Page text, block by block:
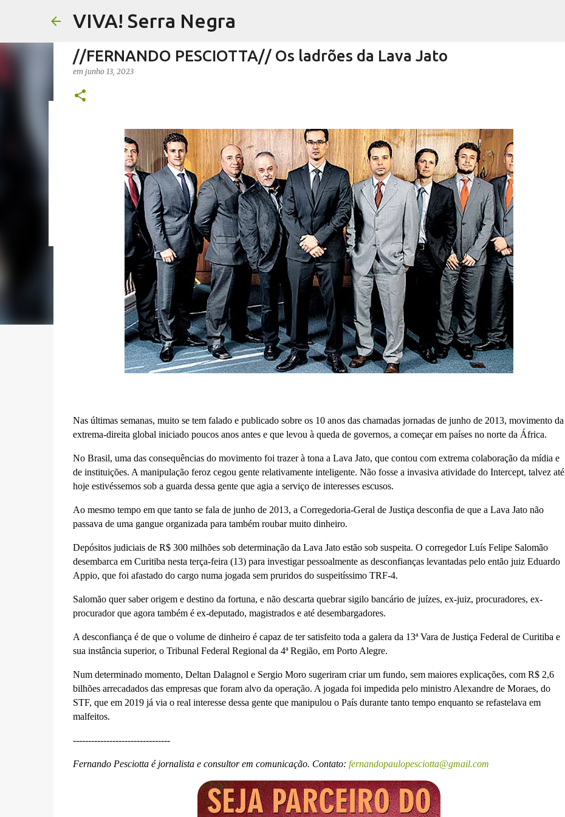
VIVA! Serra Negra
//FERNANDO PESCIOTTA// Encurtando caminho
agosto 06, 2026 FERNANDO PESCIOTTA NOTÍCIAS SERRA NEGRA VIVA! SERRA NEGRA
//FERNANDO PESCIOTTA// Os ladrões da Lava Jato
em junho 13, 2023
Nas últimas semanas, muito se tem falado e publicado sobre os 10 anos das chamadas jornadas de junho de 2013, movimento da
extrema-direita global iniciado poucos anos antes e que levou à queda de governos, a começar em países no norte da África.
No Brasil, uma das consequências do movimento foi trazer à tona a Lava Jato, que contou com extrema colaboração da mídia e
de instituições. A manipulação feroz cegou gente relativamente inteligente. Não fosse a invasiva atividade do Intercept, talvez até
hoje estivéssemos sob a guarda dessa gente que agia a serviço de interesses escusos.
Ao mesmo tempo em que tanto se fala de junho de 2013, a Corregedoria-Geral de Justiça desconfia de que a Lava Jato não
passava de uma gangue organizada para também roubar muito dinheiro.
Depósitos judiciais de R$ 300 milhões sob determinação da Lava Jato estão sob suspeita. O corregedor Luís Felipe Salomão
desembarca em Curitiba nesta terça-feira (13) para investigar pessoalmente as desconfianças levantadas pelo então juiz Eduardo
Appio, que foi afastado do cargo numa jogada sem pruridos do suspeitíssimo TRF-4.
Salomão quer saber origem e destino da fortuna, e não descarta quebrar sigilo bancário de juízes, ex-juiz, procuradores, ex-
procurador que agora também é ex-deputado, magistrados e até desembargadores.
A desconfiança é de que o volume de dinheiro é capaz de ter satisfeito toda a galera da 13ª Vara de Justiça Federal de Curitiba e
sua instância superior, o Tribunal Federal Regional da 4ª Região, em Porto Alegre.
Num determinado momento, Deltan Dalagnol e Sergio Moro sugeriram criar um fundo, sem maiores explicações, com R$ 2,6
bilhões arrecadados das empresas que foram alvo da operação. A jogada foi impedida pelo ministro Alexandre de Moraes, do
STF, que em 2019 já via o real interesse dessa gente que manipulou o País durante tanto tempo enquanto se refastelava em
malfeitos.
--------------------------------
Fernando Pesciotta é jornalista e consultor em comunicação. Contato: fernandopaulopesciotta@gmail.com